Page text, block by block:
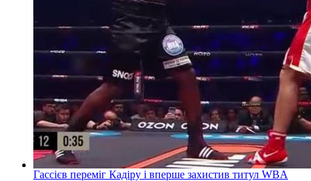
Гассієв переміг Кадіру і вперше захистив титул WBA